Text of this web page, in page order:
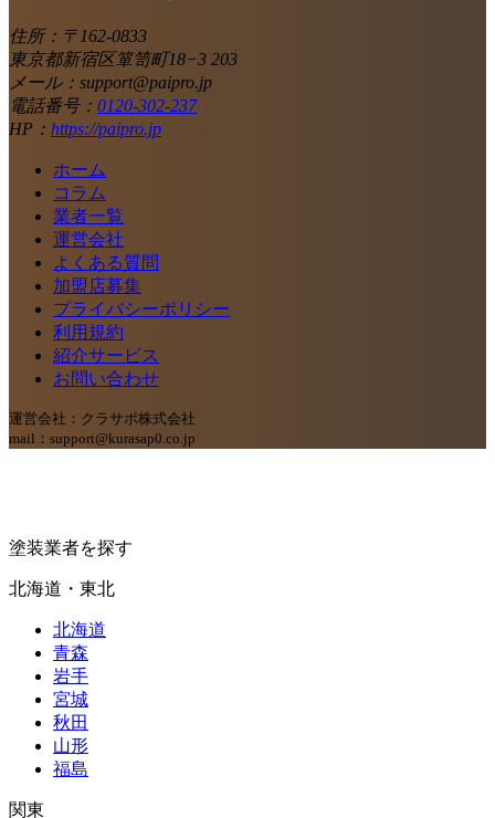
住所：〒162-0833
東京都新宿区箪笥町18−3 203
メール：support@paipro.jp
電話番号： 0120-302-237
HP： https://paipro.jp
ホーム
コラム
業者一覧
運営会社
よくある質問
加盟店募集
プライバシーポリシー
利用規約
紹介サービス
お問い合わせ
運営会社：クラサポ株式会社
mail：support@kurasap0.co.jp
塗装業者を探す
北海道・東北
北海道
青森
岩手
宮城
秋田
山形
福島
関東